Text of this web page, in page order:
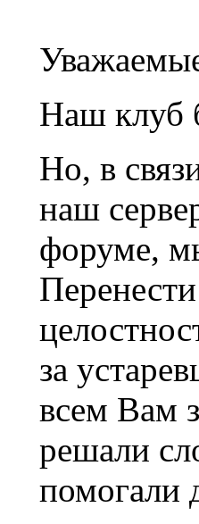
Наш клуб
Но, в
наш
форуме,
за
всем Вам
решали
помогали